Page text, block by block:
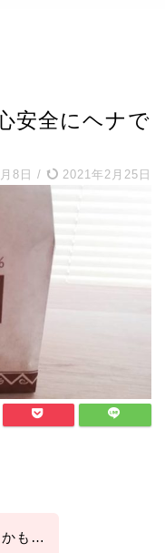
安全にヘナで
8日 / 2021年2月25日
かも…